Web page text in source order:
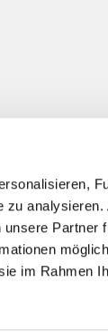
zu
Partner
im Rahmen